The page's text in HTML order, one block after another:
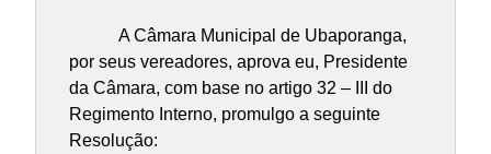
A Câmara Municipal de Ubaporanga,
por seus vereadores, aprova eu, Presidente
da Câmara, com base no artigo 32 – III do
Regimento Interno, promulgo a seguinte
Resolução: